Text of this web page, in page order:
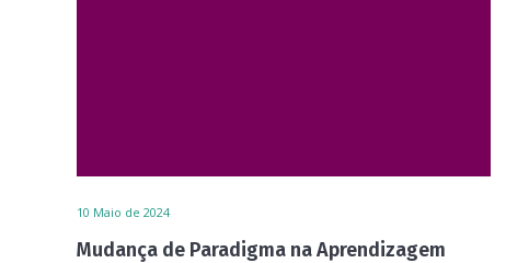
10 Maio de 2024
Mudança de Paradigma na Aprendizagem